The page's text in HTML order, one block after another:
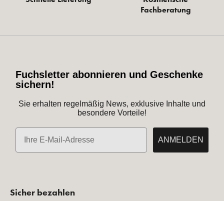
Fachberatung
Fuchsletter abonnieren und Geschenke
sichern!
Sie erhalten regelmäßig News, exklusive Inhalte und
besondere Vorteile!
E-Mail
ANMELDEN
Sicher bezahlen